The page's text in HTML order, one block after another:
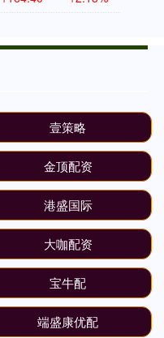
壹策略
金顶配资
港盛国际
大咖配资
宝牛配
端盛康优配